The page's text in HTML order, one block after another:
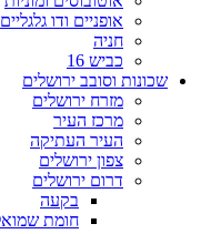
אופניים ודו גלגליים
חניה
כביש 16
שכונות וסובב ירושלים
מזרח ירושלים
מרכז העיר
העיר העתיקה
צפון ירושלים
דרום ירושלים
בקעה
חומת